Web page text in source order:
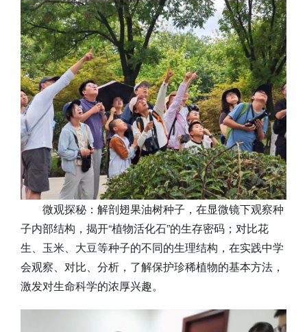
微观探秘：解剖翅果油树种子，在显微镜下观察种
子内部结构，揭开“植物活化石”的生存密码；对比花
生、玉米、大豆等种子的不同的生理结构，在实践中学
会观察、对比、分析，了解保护珍稀植物的基本方法，
激发对生命科学的浓厚兴趣。